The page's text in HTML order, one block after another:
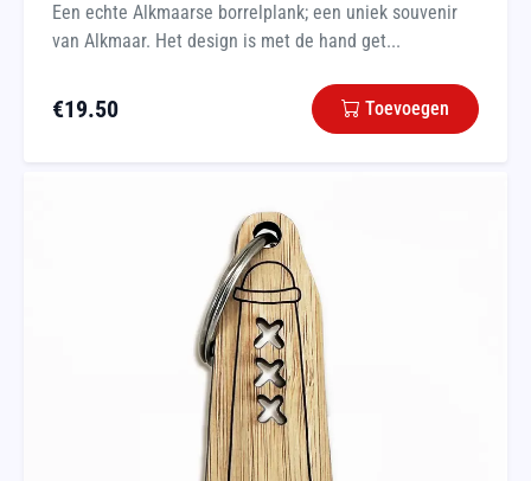
Een echte Alkmaarse borrelplank; een uniek souvenir
van Alkmaar. Het design is met de hand get...
€19.50 Toevoegen